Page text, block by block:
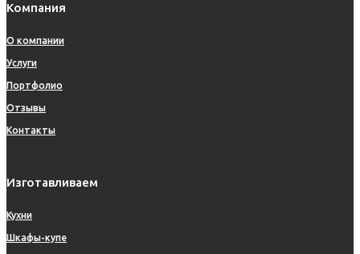
Компания
О компании
Услуги
Портфолио
Отзывы
Контакты
Изготавливаем
Кухни
Шкафы-купе